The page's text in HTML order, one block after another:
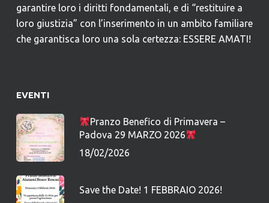
garantire loro i diritti fondamentali, e di “restituire a
loro giustizia” con l’inserimento in un ambito familiare
che garantisca loro una sola certezza: ESSERE AMATI!
EVENTI
Pranzo Benefico di Primavera –
Padova 29 MARZO 2026
18/02/2026
Save the Date! 1 FEBBRAIO 2026!